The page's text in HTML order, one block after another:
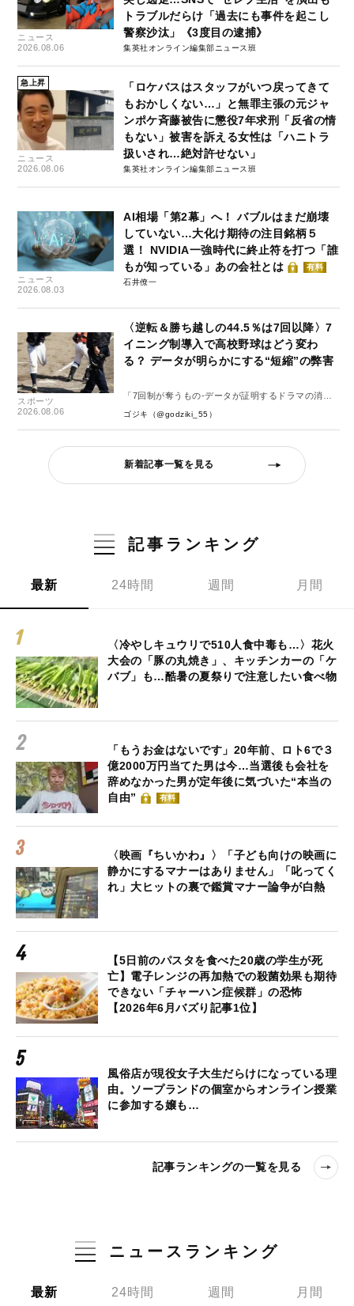
ニュース
2026.08.06
トラブルだらけ「過去にも事件を起こし
警察沙汰」《3度目の逮捕》
集英社オンライン編集部ニュース班
急上昇
ニュース
2026.08.06
「ロケバスはスタッフがいつ戻ってきて
もおかしくない…」と無罪主張の元ジャ
ンポケ斉藤被告に懲役7年求刑「反省の情
もない」被害を訴える女性は「ハニトラ
扱いされ…絶対許せない」
集英社オンライン編集部ニュース班
ニュース
2026.08.03
AI相場「第2幕」へ！ バブルはまだ崩壊
していない…大化け期待の注目銘柄５
選！ NVIDIA一強時代に終止符を打つ「誰
もが知っている」あの会社とは
有料
石井僚一
スポーツ
2026.08.06
〈逆転＆勝ち越しの44.5％は7回以降〉7
イニング制導入で高校野球はどう変わ
る？ データが明らかにする“短縮”の弊害
「7回制が奪うもの-データが証明するドラマの消
失-」
ゴジキ（@godziki_55）
新着記事一覧を見る
記事ランキング
最新 24時間 週間 月間
〈冷やしキュウリで510人食中毒も…〉花火
大会の「豚の丸焼き」、キッチンカーの「ケ
バブ」も…酷暑の夏祭りで注意したい食べ物
「もうお金はないです」20年前、ロト6で３
億2000万円当てた男は今…当選後も会社を
辞めなかった男が定年後に気づいた“本当の
自由”
有料
〈映画『ちいかわ』〉「子ども向けの映画に
静かにするマナーはありません」「叱ってく
れ」大ヒットの裏で鑑賞マナー論争が白熱
【5日前のパスタを食べた20歳の学生が死
亡】電子レンジの再加熱での殺菌効果も期待
できない「チャーハン症候群」の恐怖
【2026年6月バズり記事1位】
風俗店が現役女子大生だらけになっている理
由。ソープランドの個室からオンライン授業
に参加する嬢も…
記事ランキングの一覧を見る
ニュースランキング
最新 24時間 週間 月間